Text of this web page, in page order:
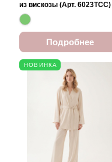
из вискозы (Арт. 6023TCC)
Подробнее
НОВИНКА